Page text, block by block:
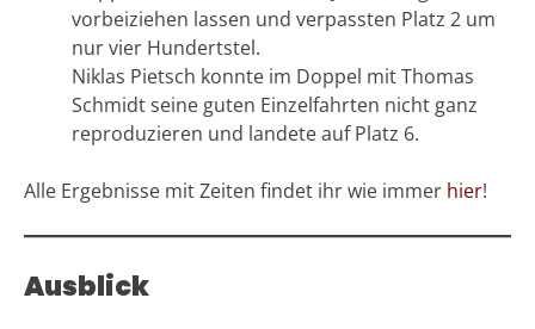
vorbeiziehen lassen und verpassten Platz 2 um
nur vier Hundertstel.
Niklas Pietsch konnte im Doppel mit Thomas
Schmidt seine guten Einzelfahrten nicht ganz
reproduzieren und landete auf Platz 6.
Alle Ergebnisse mit Zeiten findet ihr wie immer hier!
Ausblick